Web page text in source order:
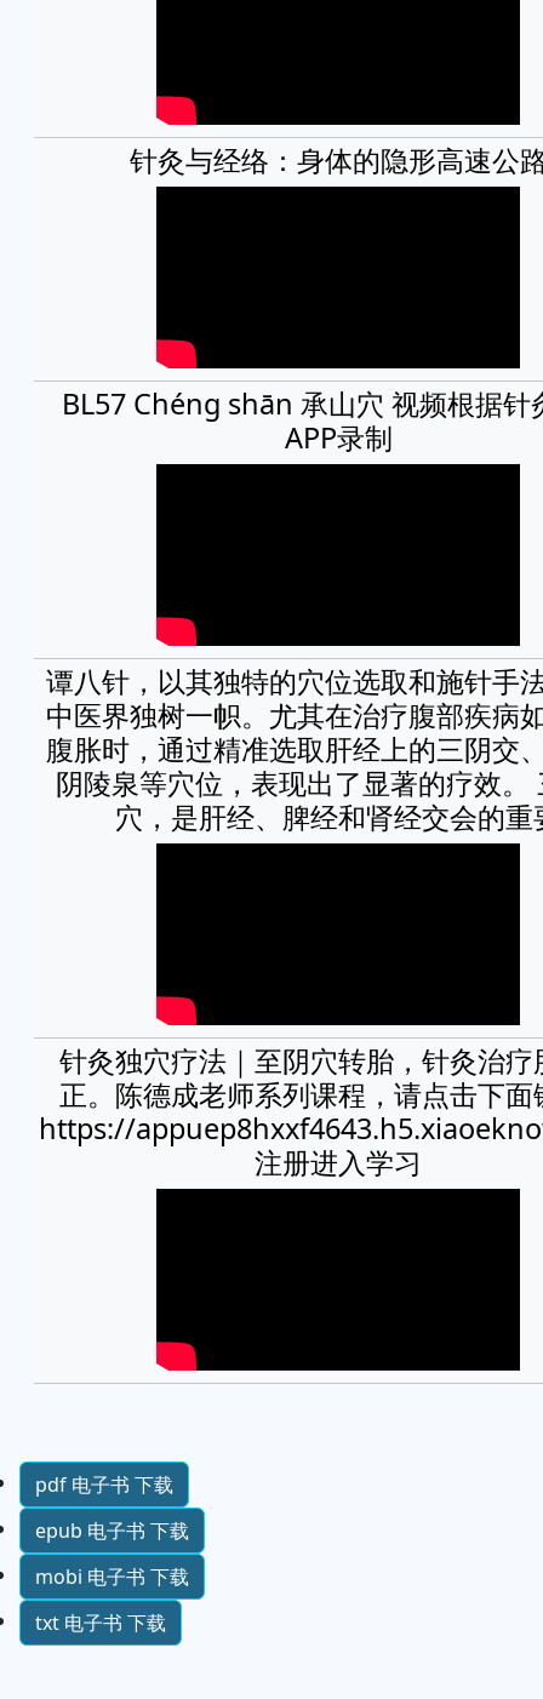
针灸与经络：身体的隐形高速公
BL57 Chéng shān 承山穴 视频根据针
APP录制
谭八针，以其独特的穴位选取和施针手
中医界独树一帜。尤其在治疗腹部疾病
腹胀时，通过精准选取肝经上的三阴交
阴陵泉等穴位，表现出了显著的疗效。
穴，是肝经、脾经和肾经交会的重
针灸独穴疗法｜至阴穴转胎，针灸治疗
正。陈德成老师系列课程，请点击下面
https://
注册进入学习
pdf 电子书 下载
epub 电子书 下载
mobi 电子书 下载
txt 电子书 下载